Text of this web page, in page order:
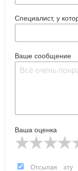
Специалист, у
Ваше сообщение
Ваша оценка
Отсылая